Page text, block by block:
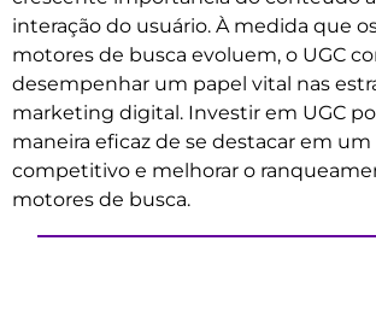
interação do usuário. À medida que
motores de busca evoluem, o UGC
desempenhar um papel vital nas
marketing digital. Investir em UGC
maneira eficaz de se destacar em
competitivo e melhorar o
motores de busca.